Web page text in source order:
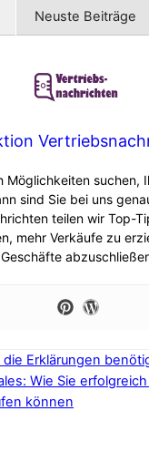
Neuste Beiträge
Möglichkeiten suchen,
sind Sie bei uns
teilen wir Top-
mehr Verkäufe zu
Geschäfte
Erklärungen
Wie Sie
können